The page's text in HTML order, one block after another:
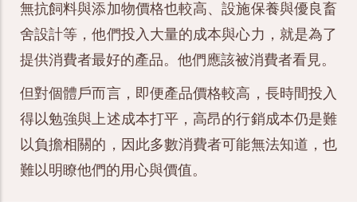
無抗飼料與添加物價格也較高、設施保養與優良畜
舍設計等，他們投入大量的成本與心力，就是為了
提供消費者最好的產品。他們應該被消費者看見。
但對個體戶而言，即便產品價格較高，長時間投入
得以勉強與上述成本打平，高昂的行銷成本仍是難
以負擔相關的，因此多數消費者可能無法知道，也
難以明瞭他們的用心與價值。